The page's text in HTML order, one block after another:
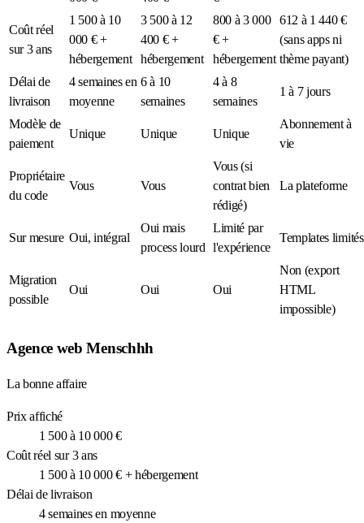
Coût réel
sur 3 ans
1 500 à 10
000 € +
hébergement
3 500 à 12
400 € +
hébergement
800 à 3 000
€ +
hébergement
612 à 1 440 €
(sans apps ni
thème payant)
Délai de
livraison
4 semaines en
moyenne
6 à 10
semaines
4 à 8
semaines
1 à 7 jours
Modèle de
paiement
Unique Unique Unique
Abonnement à
vie
Propriétaire
du code
Vous Vous
Vous (si
contrat bien
rédigé)
La plateforme
Sur mesure Oui, intégral
Oui mais
process lourd
Limité par
l'expérience
Templates limités
Migration
possible
Oui Oui Oui
Non (export
HTML
impossible)
Agence web Menschhh
La bonne affaire
Prix affiché
1 500 à 10 000 €
Coût réel sur 3 ans
1 500 à 10 000 € + hébergement
Délai de livraison
4 semaines en moyenne